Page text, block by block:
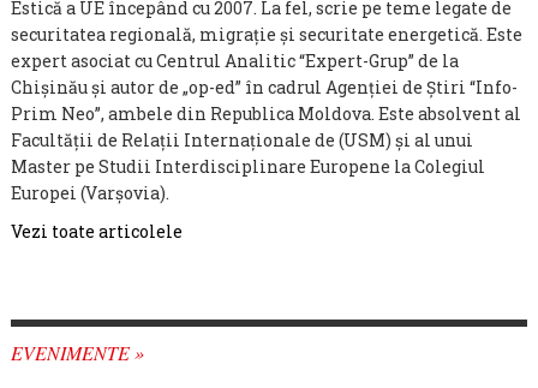
Estică a UE începând cu 2007. La fel, scrie pe teme legate de
securitatea regională, migrație și securitate energetică. Este
expert asociat cu Centrul Analitic “Expert-Grup” de la
Chișinău și autor de „op-ed” în cadrul Agenției de Știri “Info-
Prim Neo”, ambele din Republica Moldova. Este absolvent al
Facultății de Relații Internaționale de (USM) și al unui
Master pe Studii Interdisciplinare Europene la Colegiul
Europei (Varșovia).
Vezi toate articolele
EVENIMENTE »